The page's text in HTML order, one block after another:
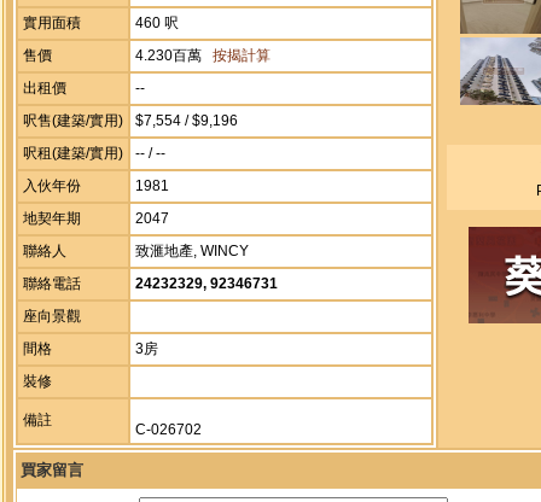
實用面積
460 呎
售價
4.230百萬 按揭計算
出租價
--
呎售(建築/實用)
$7,554 / $9,196
呎租(建築/實用)
-- / --
入伙年份
1981
地契年期
2047
聯絡人
致滙地產, WINCY
聯絡電話
24232329, 92346731
座向景觀
間格
3房
裝修
備註
C-026702
買家留言